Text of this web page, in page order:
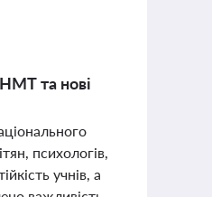
та нові
психологів,
учнів, а